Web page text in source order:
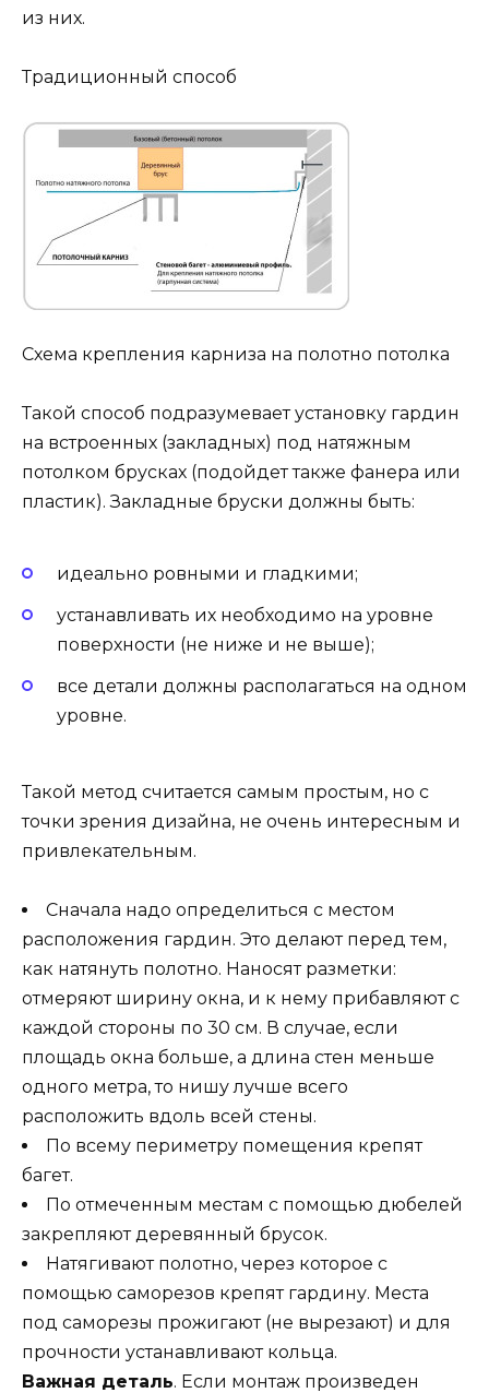
из них.
Традиционный способ
Схема крепления карниза на полотно потолка
Такой способ подразумевает установку гардин
на встроенных (закладных) под натяжным
потолком брусках (подойдет также фанера или
пластик). Закладные бруски должны быть:
идеально ровными и гладкими;
устанавливать их необходимо на уровне
поверхности (не ниже и не выше);
все детали должны располагаться на одном
уровне.
Такой метод считается самым простым, но с
точки зрения дизайна, не очень интересным и
привлекательным.
Сначала надо определиться с местом
расположения гардин. Это делают перед тем,
как натянуть полотно. Наносят разметки:
отмеряют ширину окна, и к нему прибавляют с
каждой стороны по 30 см. В случае, если
площадь окна больше, а длина стен меньше
одного метра, то нишу лучше всего
расположить вдоль всей стены.
По всему периметру помещения крепят
багет.
По отмеченным местам с помощью дюбелей
закрепляют деревянный брусок.
Натягивают полотно, через которое с
помощью саморезов крепят гардину. Места
под саморезы прожигают (не вырезают) и для
прочности устанавливают кольца.
Важная деталь. Если монтаж произведен